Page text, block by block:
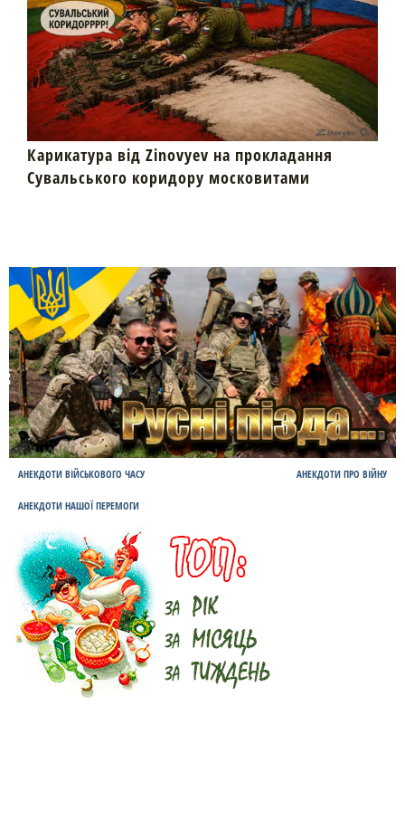
Карикатура від Zinovyev на прокладання
Сувальського коридору московитами
АНЕКДОТИ ВІЙСЬКОВОГО ЧАСУ АНЕКДОТИ ПРО ВІЙНУ
АНЕКДОТИ НАШОЇ ПЕРЕМОГИ